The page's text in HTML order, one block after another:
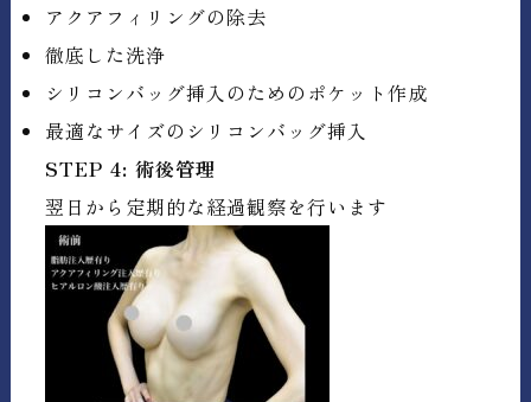
アクアフィリングの除去
徹底した洗浄
シリコンバッグ挿入のためのポケット作成
最適なサイズのシリコンバッグ挿入
STEP 4: 術後管理
翌日から定期的な経過観察を行います